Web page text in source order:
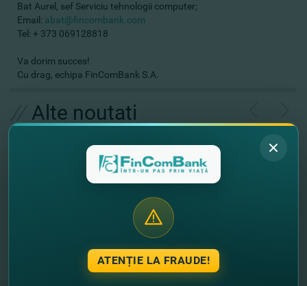
Bat Aurel, sef Serviciu tehnologii computer;
Email: abat@fincombank.com
Tel: + 373 069128818
Va dorim succes!
Cu drag, echipa FinComBank S.A.
Alte noutati
ATENȚIE LA FRAUDE!